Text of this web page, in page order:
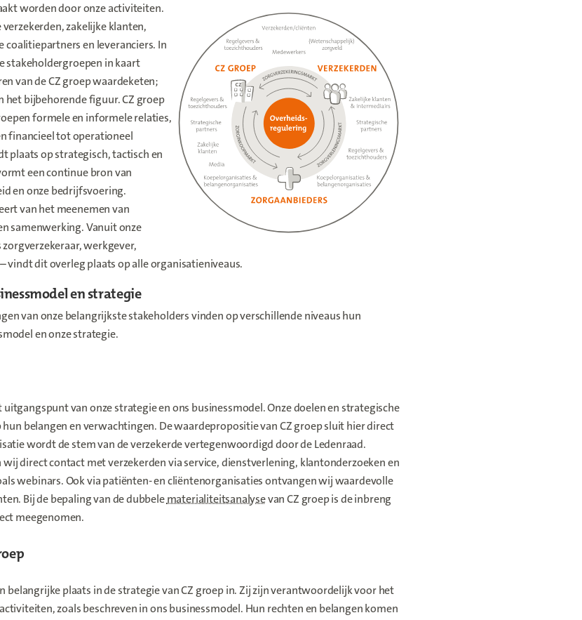
worden door onze activiteiten.
zakelijke klanten,
coalitiepartners en leveranciers. In
stakeholdergroepen in kaart
van de CZ groep waardeketen;
het bijbehorende figuur. CZ groep
formele en informele relaties,
financieel tot operationeel
plaats op strategisch, tactisch en
een continue bron van
en onze bedrijfsvoering.
van het meenemen van
samenwerking. Vanuit onze
werkgever,
vindt dit overleg plaats op alle organisatieniveaus.
en strategie
van onze belangrijkste stakeholders vinden op verschillende niveaus hun
en onze strategie.
van onze strategie en ons businessmodel. Onze doelen en strategische
belangen en verwachtingen. De waardepropositie van CZ groep sluit hier direct
wordt de stem van de verzekerde vertegenwoordigd door de Ledenraad.
direct contact met verzekerden via service, dienstverlening, klantonderzoeken en
webinars. Ook via patiënten- en cliëntenorganisaties ontvangen wij waardevolle
Bij de bepaling van de dubbelematerialiteitsanalysevan CZ groep is de inbreng
meegenomen.
belangrijke plaats in de strategie van CZ groep in. Zij zijn verantwoordelijk voor het
zoals beschreven in ons businessmodel. Hun rechten en belangen komen